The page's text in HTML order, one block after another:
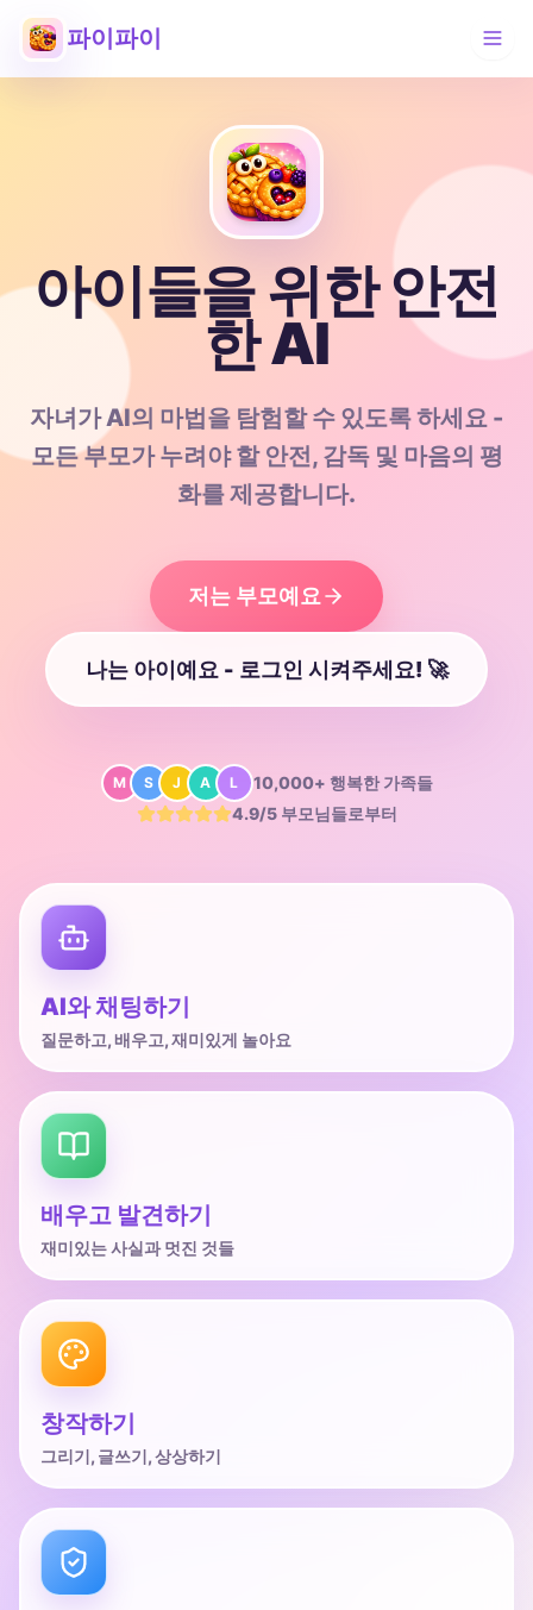
파이파이
아이들을 위한 안전
한 AI
자녀가 AI의 마법을 탐험할 수 있도록 하세요 -
모든 부모가 누려야 할 안전, 감독 및 마음의 평
화를 제공합니다.
저는 부모예요
나는 아이예요 - 로그인 시켜주세요! 🚀
M S J A L 10,000+ 행복한 가족들
4.9/5 부모님들로부터
AI와 채팅하기
질문하고, 배우고, 재미있게 놀아요
배우고 발견하기
재미있는 사실과 멋진 것들
창작하기
그리기, 글쓰기, 상상하기